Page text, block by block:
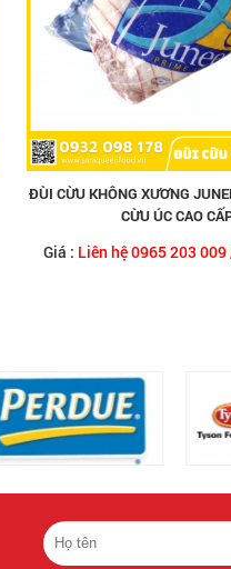
ĐÙI CỪU KHÔNG XƯƠNG
CỪU ÚC CAO
Giá : Liên hệ 0965 203